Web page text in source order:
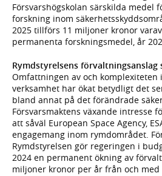
Försvarshögskolan särskilda medel
forskning inom
2025 tillförs 11 miljoner kronor
permanenta forskningsmedel, år
Rymdstyrelsens förvaltningsanslag
Omfattningen av och komplexiteten
verksamhet har ökat betydligt det
bland annat på det förändrade
Försvarsmaktens växande intresse
att såväl European Space Agency,
engagemang inom rymdområdet.
Rymdstyrelsen gör regeringen i
2024 en permanent ökning av
miljoner kronor per år från och med